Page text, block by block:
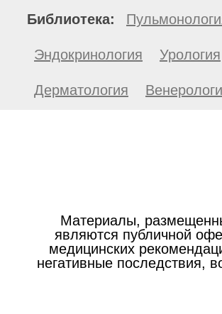
Библиотека:
Эндокринология Урология
Дерматология
Материалы,
являются публичной
медицинских
негативные последствия,